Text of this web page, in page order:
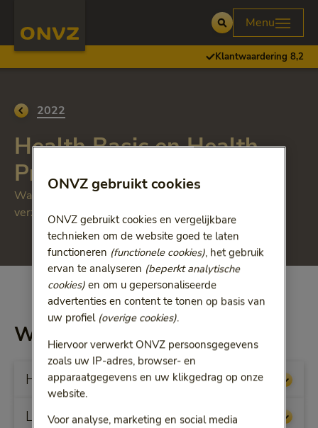
Open
Menu
Klantwaardering 8,2
Ga terug naar
2022
Health Basic en Health
Premium
Wat wijzigt er in uw Health Basic of Health Premium
verzekering in 2022?
Wat verandert er voor u?
Hulpmiddelen – prothesen (verwijzer)
Logeren bij CAR-T Celtherapie
ONVZ gebruikt cookies
ONVZ gebruikt cookies en vergelijkbare
technieken om de website goed te laten
functioneren (functionele cookies), het gebruik
ervan te analyseren (beperkt analytische
cookies)en om u gepersonaliseerde
advertenties en content te tonen op basis van
uw profiel (overige cookies).
Hiervoor verwerkt ONVZ persoonsgegevens
zoals uw IP-adres, browser- en
apparaatgegevens en uw klikgedrag op onze
website.
Voor analyse, marketing en social media